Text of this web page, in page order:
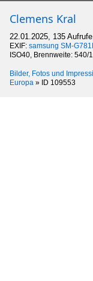
Clemens Kral
22.01.2025, 135
EXIF: samsung SM-
ISO40, Brennweite: 540/
Bilder, Fotos und
Europa » ID 109553